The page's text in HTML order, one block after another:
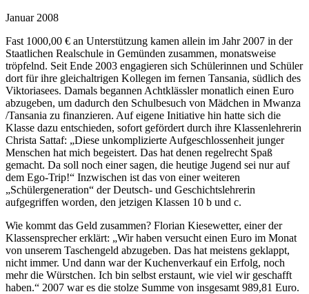
Januar 2008
Fast 1000,00 € an Unterstützung kamen allein im Jahr 2007 in der
Staatlichen Realschule in Gemünden zusammen, monatsweise
tröpfelnd. Seit Ende 2003 engagieren sich Schülerinnen und Schüler
dort für ihre gleichaltrigen Kollegen im fernen Tansania, südlich des
Viktoriasees. Damals begannen Achtklässler monatlich einen Euro
abzugeben, um dadurch den Schulbesuch von Mädchen in Mwanza
/Tansania zu finanzieren. Auf eigene Initiative hin hatte sich die
Klasse dazu entschieden, sofort gefördert durch ihre Klassenlehrerin
Christa Sattaf: „Diese unkomplizierte Aufgeschlossenheit junger
Menschen hat mich begeistert. Das hat denen regelrecht Spaß
gemacht. Da soll noch einer sagen, die heutige Jugend sei nur auf
dem Ego-Trip!“ Inzwischen ist das von einer weiteren
„Schülergeneration“ der Deutsch- und Geschichtslehrerin
aufgegriffen worden, den jetzigen Klassen 10 b und c.
Wie kommt das Geld zusammen? Florian Kiesewetter, einer der
Klassensprecher erklärt: „Wir haben versucht einen Euro im Monat
von unserem Taschengeld abzugeben. Das hat meistens geklappt,
nicht immer. Und dann war der Kuchenverkauf ein Erfolg, noch
mehr die Würstchen. Ich bin selbst erstaunt, wie viel wir geschafft
haben.“ 2007 war es die stolze Summe von insgesamt 989,81 Euro.